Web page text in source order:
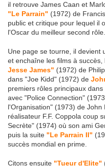
il retrouve James Caan et
"Le Parrain" (1972) de
public et critique pour lequel il
l'Oscar du meilleur second rôle.
Une page se tourne, il devient
et enchaîne les films à succès,
Jesse James" (1972) de
dans "Joe Kidd" (1972) de
premiers rôles principaux
avec "Police Connection"
l'Organisation" (1973) de John
réalisateur F.F. Coppola coup
Secrète" (1974) où son ami
puis la suite "Le Parrain II"
succès mondial en prime.
Citons ensuite "Tueur d'Elite"